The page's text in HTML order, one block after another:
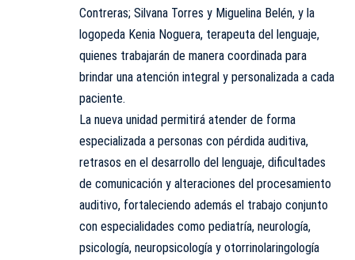
Contreras; Silvana Torres y Miguelina Belén, y la
logopeda Kenia Noguera, terapeuta del lenguaje,
quienes trabajarán de manera coordinada para
brindar una atención integral y personalizada a cada
paciente.
La nueva unidad permitirá atender de forma
especializada a personas con pérdida auditiva,
retrasos en el desarrollo del lenguaje, dificultades
de comunicación y alteraciones del procesamiento
auditivo, fortaleciendo además el trabajo conjunto
con especialidades como pediatría, neurología,
psicología, neuropsicología y otorrinolaringología